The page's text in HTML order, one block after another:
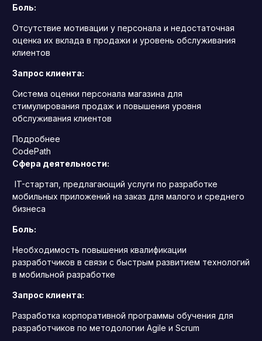
Боль:
Отсутствие мотивации у персонала и недостаточная
оценка их вклада в продажи и уровень обслуживания
клиентов
Запрос клиента:
Система оценки персонала магазина для
стимулирования продаж и повышения уровня
обслуживания клиентов
Подробнее
CodePath
Сфера деятельности:
IT-стартап, предлагающий услуги по разработке
мобильных приложений на заказ для малого и среднего
бизнеса
Боль:
Необходимость повышения квалификации
разработчиков в связи с быстрым развитием технологий
в мобильной разработке
Запрос клиента:
Разработка корпоративной программы обучения для
разработчиков по методологии Agile и Scrum